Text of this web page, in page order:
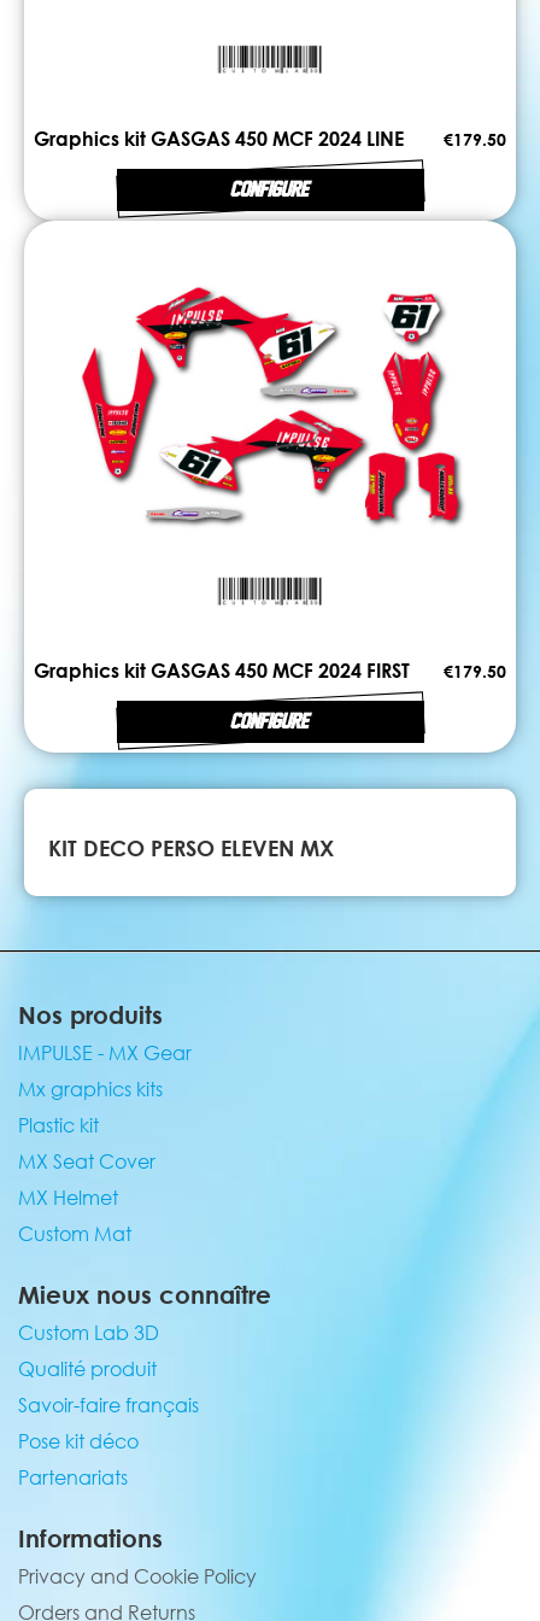
Graphics kit GASGAS 450 MCF 2024 LINE €179.50
CONFIGURE
Graphics kit GASGAS 450 MCF 2024 FIRST €179.50
CONFIGURE
KIT DECO PERSO ELEVEN MX
Nos produits
IMPULSE - MX Gear
Mx graphics kits
Plastic kit
MX Seat Cover
MX Helmet
Custom Mat
Mieux nous connaître
Custom Lab 3D
Qualité produit
Savoir-faire français
Pose kit déco
Partenariats
Informations
Privacy and Cookie Policy
Orders and Returns